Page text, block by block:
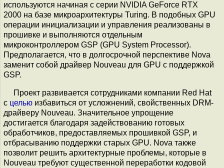
используются начиная с серии NVIDIA GeForce RTX
2000 на базе микроархитектуры Turing. В подобных GPU
операции инициализации и управления реализованы в
прошивке и выполняются отдельным
микроконтроллером GSP (GPU System Processor).
Предполагается, что в долгосрочной перспективе Nova
заменит собой драйвер Nouveau для GPU с поддержкой
GSP.
Проект развивается сотрудниками компании Red Hat
с целью избавиться от усложнений, свойственных DRM-
драйверу Nouveau. Значительное упрощение
достигается благодаря задействованию готовых
обработчиков, предоставляемых прошивкой GSP, и
отбрасыванию поддержки старых GPU. Nova также
позволит решить архитектурные проблемы, которые в
Nouveau требуют существенной переработки кодовой